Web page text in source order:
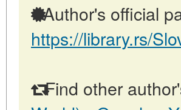
Author's official
https://library.rs/
Find other